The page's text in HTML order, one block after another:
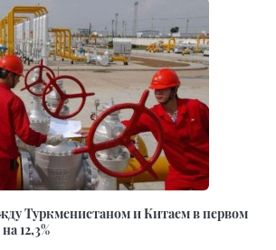
Туркменистаном и Китаем в первом
12,3%